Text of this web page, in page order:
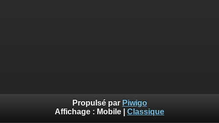
Propulsé par Piwigo
Affichage : Mobile Classique